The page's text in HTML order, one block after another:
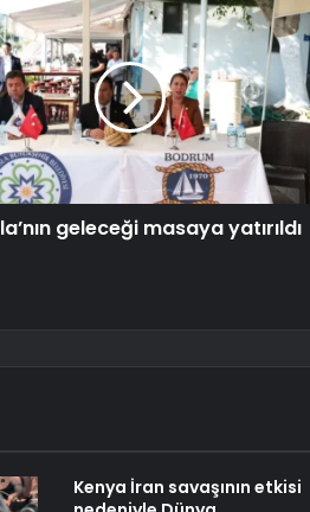
geleceği masaya yatırıldı
Kenya İran savaşının etkisi